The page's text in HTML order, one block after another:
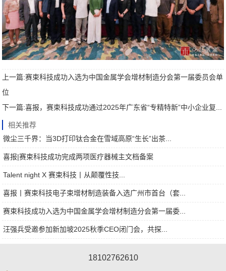
上一篇:赛束科技成功入选为中国金属学会增材制造分会第一届委员会单
位
下一篇:喜报，赛束科技成功通过2025年广东省“专精特新”中小企业复...
相关推荐
微尘三千界：当3D打印钛合金在雪域高原“生长”出茶...
喜报|赛束科技成功完成两项医疗器械主文档备案
Talent night X 赛束科技丨从颠覆性技...
喜报丨赛束科技电子束增材制造装备入选广州市首台（套...
赛束科技成功入选为中国金属学会增材制造分会第一届委...
汪强兵受邀参加新加坡2025秋季CEO闭门会，共探...
18102762610